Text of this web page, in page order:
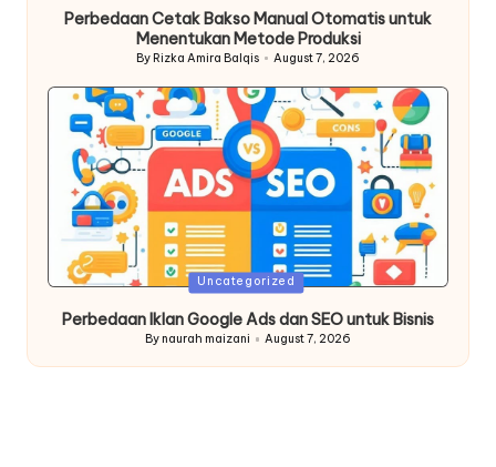
Perbedaan Cetak Bakso Manual Otomatis untuk
Menentukan Metode Produksi
Posted
By Rizka Amira Balqis August 7, 2026
Posted
Uncategorized
Perbedaan Iklan Google Ads dan SEO untuk Bisnis
Posted
By naurah maizani August 7, 2026